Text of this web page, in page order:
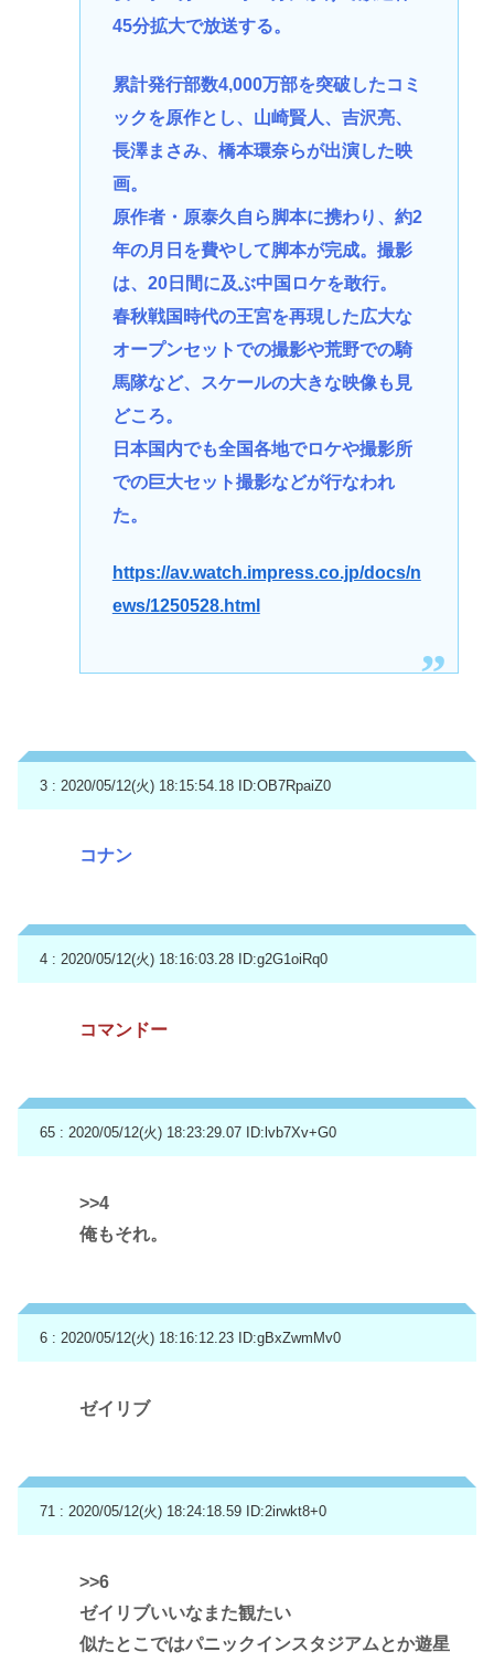
45分拡大で放送する。
累計発行部数4,000万部を突破したコミ
ックを原作とし、山崎賢人、吉沢亮、
長澤まさみ、橋本環奈らが出演した映
画。
原作者・原泰久自ら脚本に携わり、約2
年の月日を費やして脚本が完成。撮影
は、20日間に及ぶ中国ロケを敢行。
春秋戦国時代の王宮を再現した広大な
オープンセットでの撮影や荒野での騎
馬隊など、スケールの大きな映像も見
どころ。
日本国内でも全国各地でロケや撮影所
での巨大セット撮影などが行なわれ
た。
https://av.watch.impress.co.jp/docs/n
ews/1250528.html
3 : 2020/05/12(火) 18:15:54.18 ID:OB7RpaiZ0
コナン
4 : 2020/05/12(火) 18:16:03.28 ID:g2G1oiRq0
コマンドー
65 : 2020/05/12(火) 18:23:29.07 ID:lvb7Xv+G0
>>4
俺もそれ。
6 : 2020/05/12(火) 18:16:12.23 ID:gBxZwmMv0
ゼイリブ
71 : 2020/05/12(火) 18:24:18.59 ID:2irwkt8+0
>>6
ゼイリブいいなまた観たい
似たとこではパニックインスタジアムとか遊星